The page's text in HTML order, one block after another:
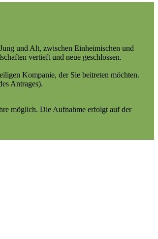
und Alt, zwischen Einheimischen und
vertieft und neue geschlossen.
Kompanie, der Sie beitreten möchten.
Antrages).
möglich. Die Aufnahme erfolgt auf der